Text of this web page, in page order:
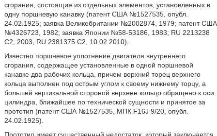
сгорания, состоящие из отдельных элементов, установленных в
одну поршневую канавку (патент США №1527535, опубл.
24.02.1925; заявка Великобритании №2002874, 1979; патент США
№4326723, 1982; заявка Японии №58-53186, 1983; RU 2213238
С2, 2003; RU 2381375 С2, 10.02.2010).
Известно поршневое уплотнение двигателя внутреннего
сгорания, содержащее установленные в одной поршневой
канавке два рабочих кольца, причем верхний торец верхнего
кольца выполнен под острым углом к своему нижнему торцу, а
большей вертикальной стороной верхнее кольцо обращено к оси
цилиндра, ближайшее по технической сущности и принятое за
прототип (патент США №1527535, МПК F16J 9/20, опубл.
24.02.1925).